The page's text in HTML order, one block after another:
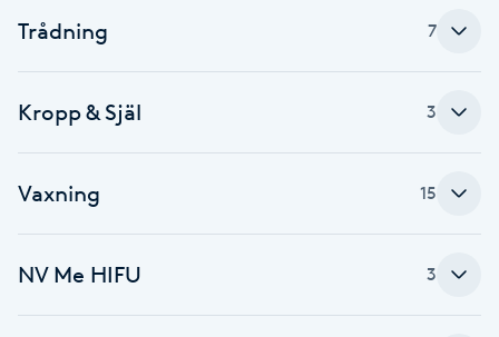
F
Fet hårbotten
Fettreducering
Trådning 7
Kropp & Själ 3
Vaxning 15
NV Me HIFU 3